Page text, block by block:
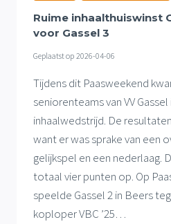
35+1
Ruime inhaalthuiswinst
voor Gassel 3
Geplaatst op 2026-04-06
Tijdens dit Paasweekend
seniorenteams van VV
inhaalwedstrijd. De
want er was sprake van een
gelijkspel en een nederlaag.
totaal vier punten op. Op
speelde Gassel 2 in Beers
koploper VBC ’25…